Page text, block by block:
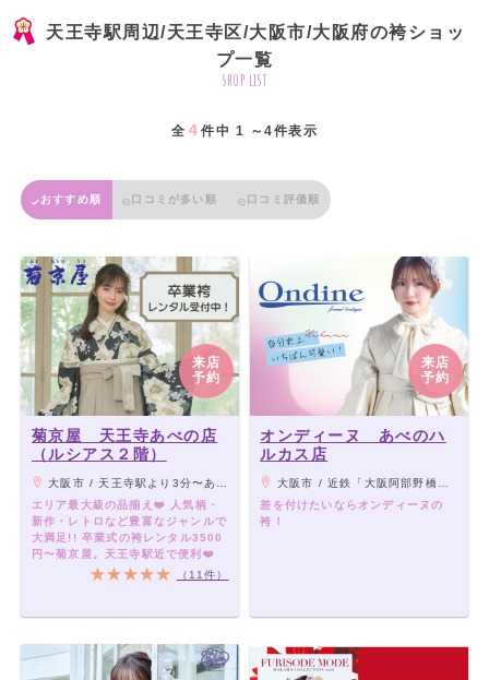
天王寺駅周辺/天王寺区/大阪市/大阪府の袴ショッ
プ一覧
shop list
全 4 件中 1 ～4件表示
おすすめ順 口コミが多い順 口コミ評価順
来店
予約
菊京屋 天王寺あべの店
（ルシアス２階）
大阪市 / 天王寺駅より3分〜あべのルシアスの2階
エリア最大級の品揃え❤️ 人気柄・
新作・レトロなど豊富なジャンルで
大満足!! 卒業式の袴レンタル3500
円〜菊京屋。天王寺駅近で便利❤️
（11件）
来店
予約
オンディーヌ あべのハ
ルカス店
大阪市 / 近鉄「大阪阿部野橋駅」、JR・地下鉄各線「天王寺駅」、阪堺上町線「天王寺駅前駅」 よりすぐ
差を付けたいならオンディーヌの
袴！